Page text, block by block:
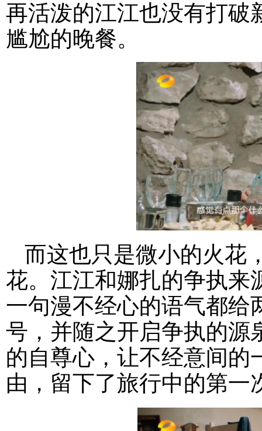
再活泼的江江也没有打破
尴尬的晚餐。
而这也只是微小的火花
花。江江和娜扎的争执来
一句漫不经心的语气都给
号，并随之开启争执的源
的自尊心，让不经意间的
由，留下了旅行中的第一